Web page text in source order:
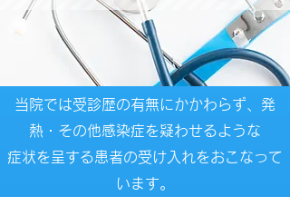
当院では受診歴の有無にかかわらず、発
熱・その他感染症を疑わせるような
症状を​呈する患者の受け入れをおこなって
います。